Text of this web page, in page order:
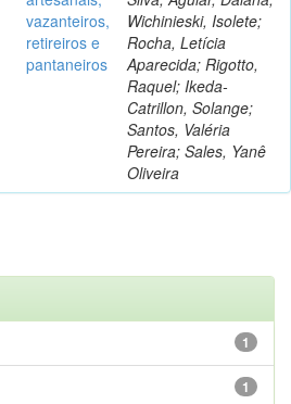
vazanteiros,
retireiros e
pantaneiros
Wichinieski, Isolete;
Rocha, Letícia
Aparecida; Rigotto,
Raquel; Ikeda-
Catrillon, Solange;
Santos, Valéria
Pereira; Sales, Yanê
Oliveira
1
1